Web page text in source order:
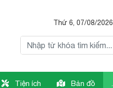
Thứ 6, 07/08/2026
Tiện ích Bản đồ .